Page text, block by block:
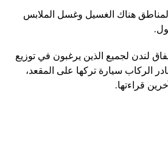
هناك الغسيل وغسل الملابس
لندن لجميع الذين يرغبون في توزيع
الركاب سيارة تركها على المقعد،
قراءتها.